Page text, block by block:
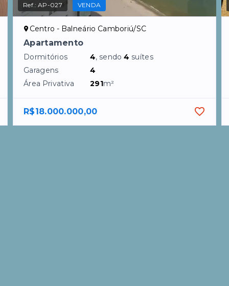
Ref.:AP-027 VENDA
Centro - Balneário Camboriú/SC
Apartamento
Dormitórios 4, sendo4 suítes
Garagens
4
Área Privativa
291m²
R$18.000.000,00